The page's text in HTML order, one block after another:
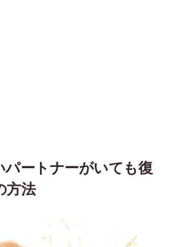
パートナーがいても復
方法